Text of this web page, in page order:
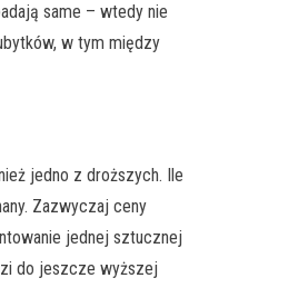
same – wtedy nie
w tym między
jedno z droższych. Ile
Zazwyczaj ceny
jednej sztucznej
do jeszcze wyższej